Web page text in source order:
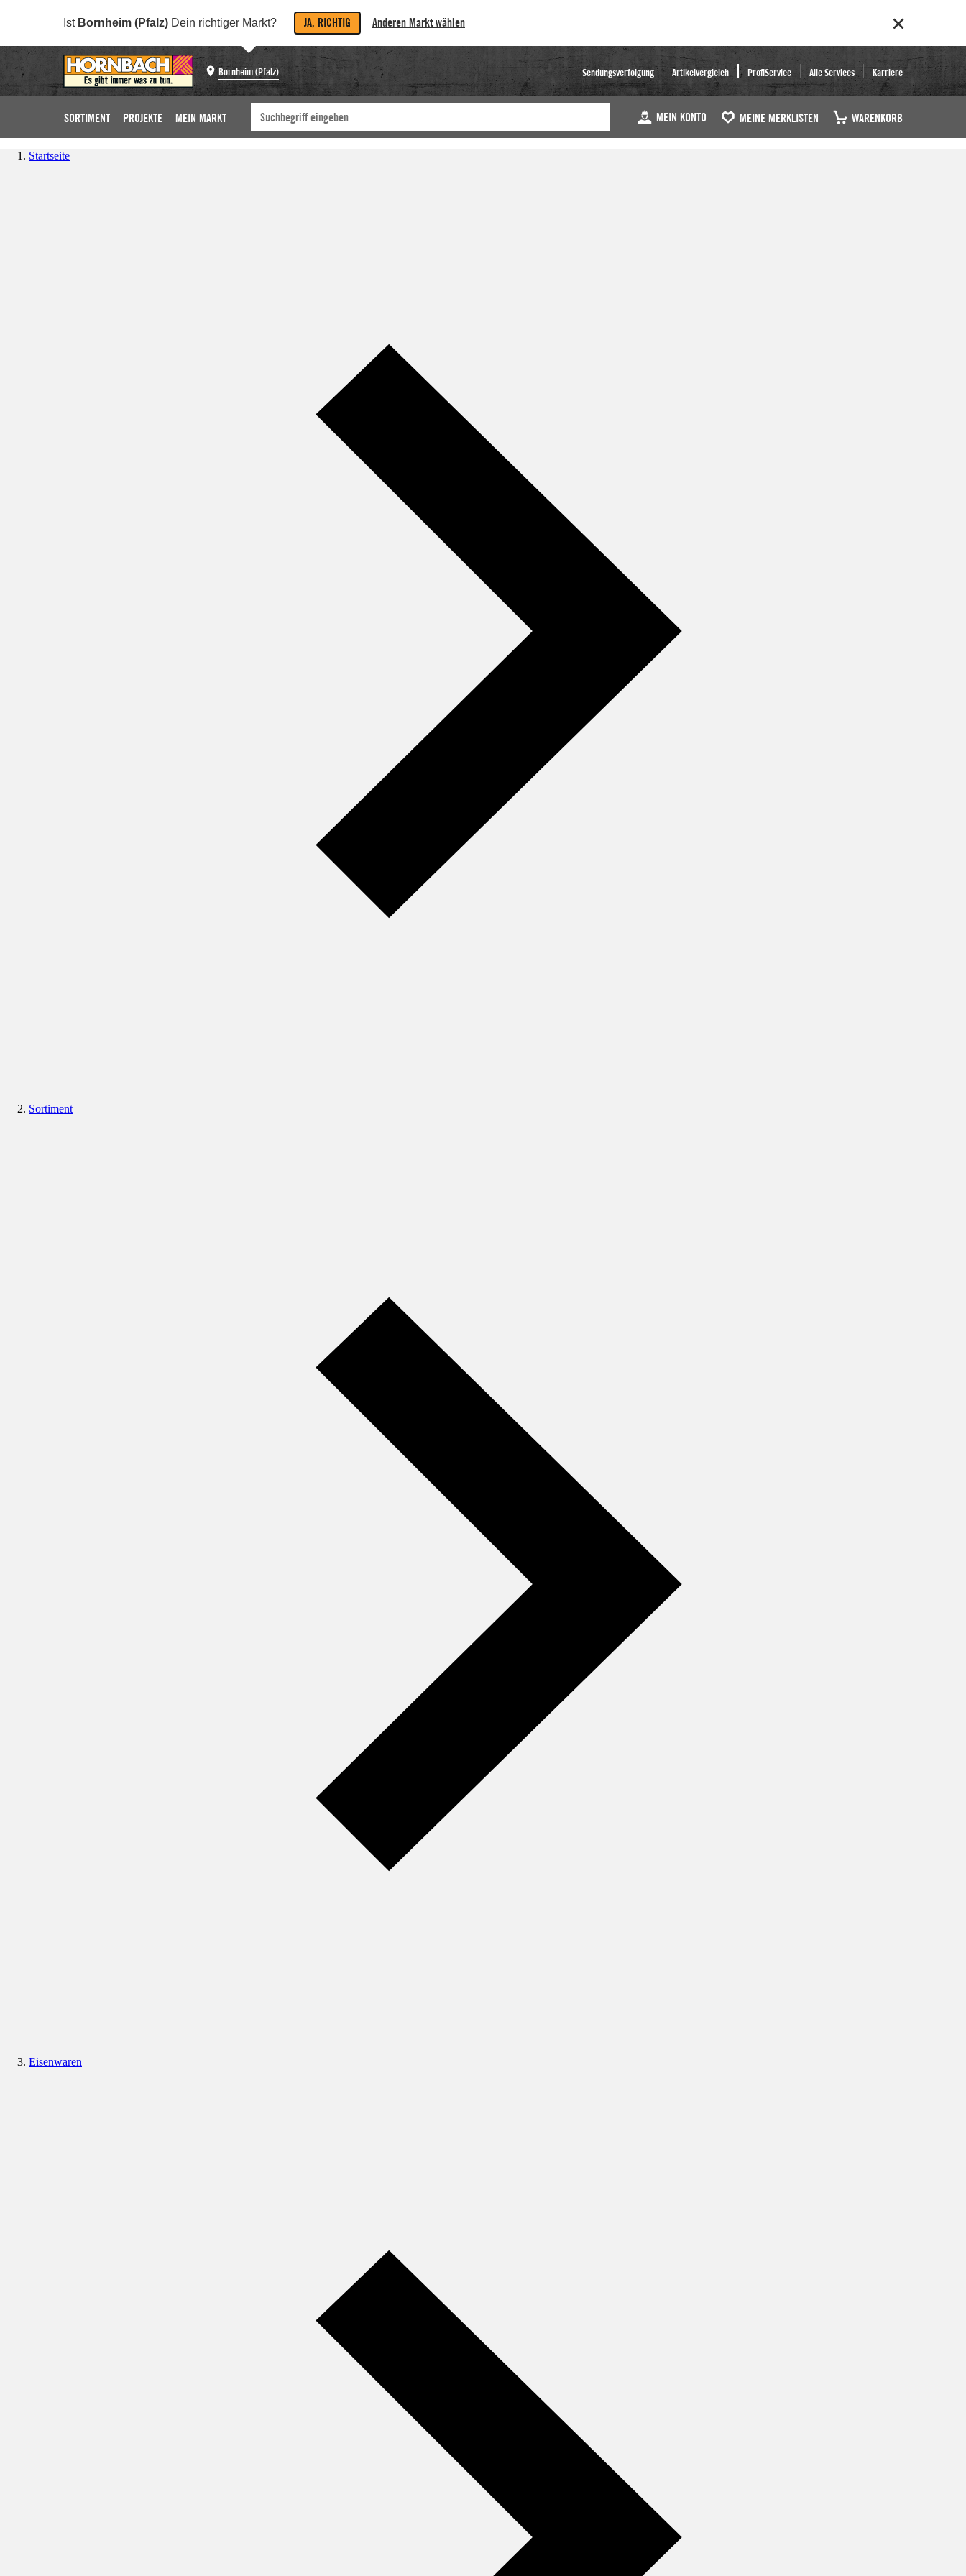
Ist Bornheim (Pfalz) Dein richtiger Markt? JA, RICHTIG Anderen Markt wählen
Bornheim (Pfalz) Sendungsverfolgung Artikelvergleich ProfiService Alle Services Karriere
SORTIMENT PROJEKTE MEIN MARKT MEIN KONTO MEINE MERKLISTEN WARENKORB
Startseite
Sortiment
Eisenwaren